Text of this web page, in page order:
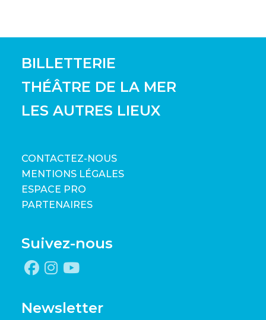
BILLETTERIE
THÉÂTRE DE LA MER
LES AUTRES LIEUX
CONTACTEZ-NOUS
MENTIONS LÉGALES
ESPACE PRO
PARTENAIRES
Suivez-nous
Newsletter